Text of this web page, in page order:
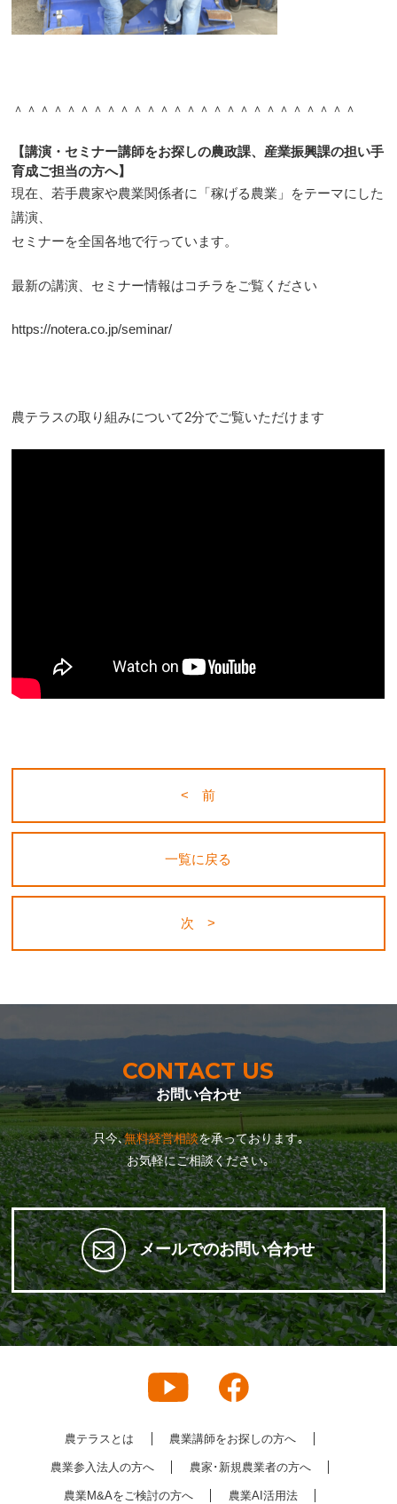
＾＾＾＾＾＾＾＾＾＾＾＾＾＾＾＾＾＾＾＾＾＾＾＾＾＾
【講演・セミナー講師をお探しの農政課、産業振興課の担い手
育成ご担当の方へ】
現在、若手農家や農業関係者に「稼げる農業」をテーマにした
講演、
セミナーを全国各地で行っています。
最新の講演、セミナー情報はコチラをご覧ください
https://notera.co.jp/seminar/
農テラスの取り組みについて2分でご覧いただけます
< 前
一覧に戻る
次 >
CONTACT US
お問い合わせ
只今､無料経営相談を承っております｡
お気軽にご相談ください｡
メールでのお問い合わせ
農テラスとは 農業講師をお探しの方へ
農業参入法人の方へ 農家･新規農業者の方へ
農業M&Aをご検討の方へ 農業AI活用法